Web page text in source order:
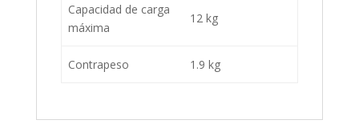
Capacidad de carga
máxima
12 kg
Contrapeso 1.9 kg